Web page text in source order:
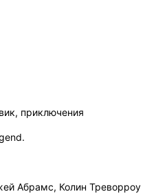
, приключения
Абрамс, Колин Треворроу